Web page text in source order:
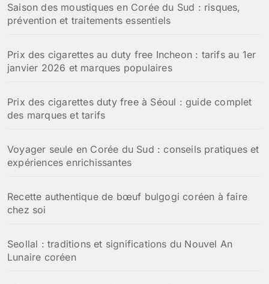
Saison des moustiques en Corée du Sud : risques,
prévention et traitements essentiels
Prix des cigarettes au duty free Incheon : tarifs au 1er
janvier 2026 et marques populaires
Prix des cigarettes duty free à Séoul : guide complet
des marques et tarifs
Voyager seule en Corée du Sud : conseils pratiques et
expériences enrichissantes
Recette authentique de bœuf bulgogi coréen à faire
chez soi
Seollal : traditions et significations du Nouvel An
Lunaire coréen